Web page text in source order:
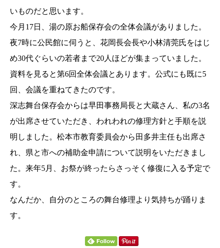
いものだと思います。
今月17日、湯の原お船保存会の全体会議がありました。
夜7時に公民館に伺うと、花岡長会長や小林清莞氏をはじ
め30代ぐらいの若者まで20人ほどが集まっていました。
資料を見ると第6回全体会議とあります。公式にも既に5
回、会議を重ねてきたのです。
深志舞台保存会からは早田事務局長と大蔵さん、私の3名
が出席させていただき、われわれの修理方針と手順を説
明しました。松本市教育委員会から田多井主任も出席さ
れ、県と市への補助金申請について説明をいただきまし
た。来年5月、お祭が終ったらさっそく修復に入る予定で
す。
なんだか、自分のところの舞台修理より気持ちが踊りま
す。